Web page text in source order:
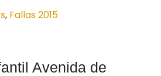
, Fallas 2015
Avenida de